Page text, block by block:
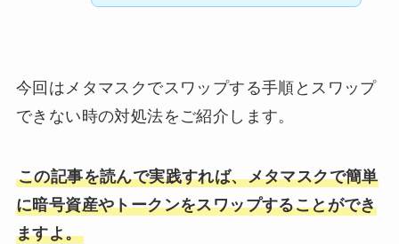
今回はメタマスクでスワップする手順とスワップ
できない時の対処法をご紹介します。
この記事を読んで実践すれば、メタマスクで簡単
に暗号資産やトークンをスワップすることができ
ますよ。